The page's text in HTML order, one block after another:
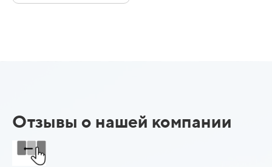
Отзывы о нашей компании